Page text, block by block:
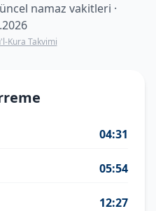
namaz vakitleri ·
Kura Takvimi
04:31
05:54
12:27